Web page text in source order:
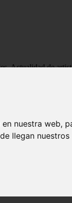
nuestra web,
llegan
Actualidad de